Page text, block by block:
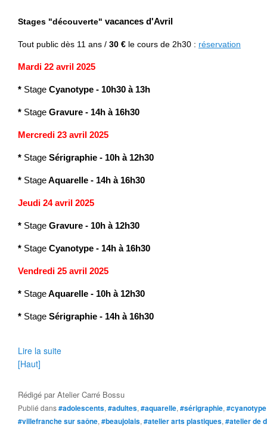
Stages "découverte" vacances d'Avril
Tout public dès 11 ans / 30 € le cours de 2h30 : réservation
Mardi 22 avril 2025
* Stage Cyanotype - 10h30 à 13h
* Stage Gravure - 14h à 16h30
Mercredi 23 avril 2025
* Stage Sérigraphie - 10h à 12h30
* StageAquarelle - 14h à 16h30
Jeudi 24 avril 2025
* Stage Gravure - 10h à 12h30
* Stage Cyanotype - 14h à 16h30
Vendredi 25 avril 2025
* StageAquarelle - 10h à 12h30
* Stage Sérigraphie - 14h à 16h30
Lire la suite
[Haut]
Rédigé parAtelier Carré Bossu
Publié dans#adolescents, #adultes, #aquarelle, #sérigraphie, #cyanotype
#villefranche sur saône, #beaujolais, #atelier arts plastiques, #atelier de